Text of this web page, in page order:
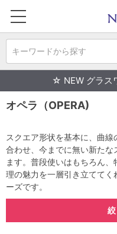
キーワードから探す
☆ NEW グラス
オペラ（OPERA)
スクエア形状を基本に、曲
合わせ、今までに無い新た
ます。普段使いはもちろん
理の魅力を一層引き立ててく
ーズです。